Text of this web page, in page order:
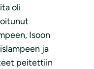
oli
Isoon
ja
peitettiin